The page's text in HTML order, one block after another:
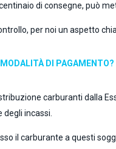
di consegne, può
per noi un aspetto
DI PAGAMENTO?
carburanti dalla
incassi.
il carburante a questi